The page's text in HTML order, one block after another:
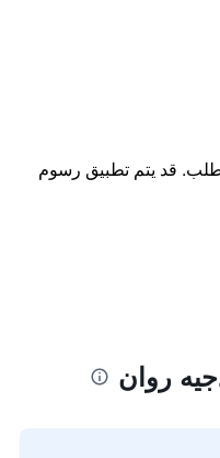
قد يتم تطبيق رسوم
روان